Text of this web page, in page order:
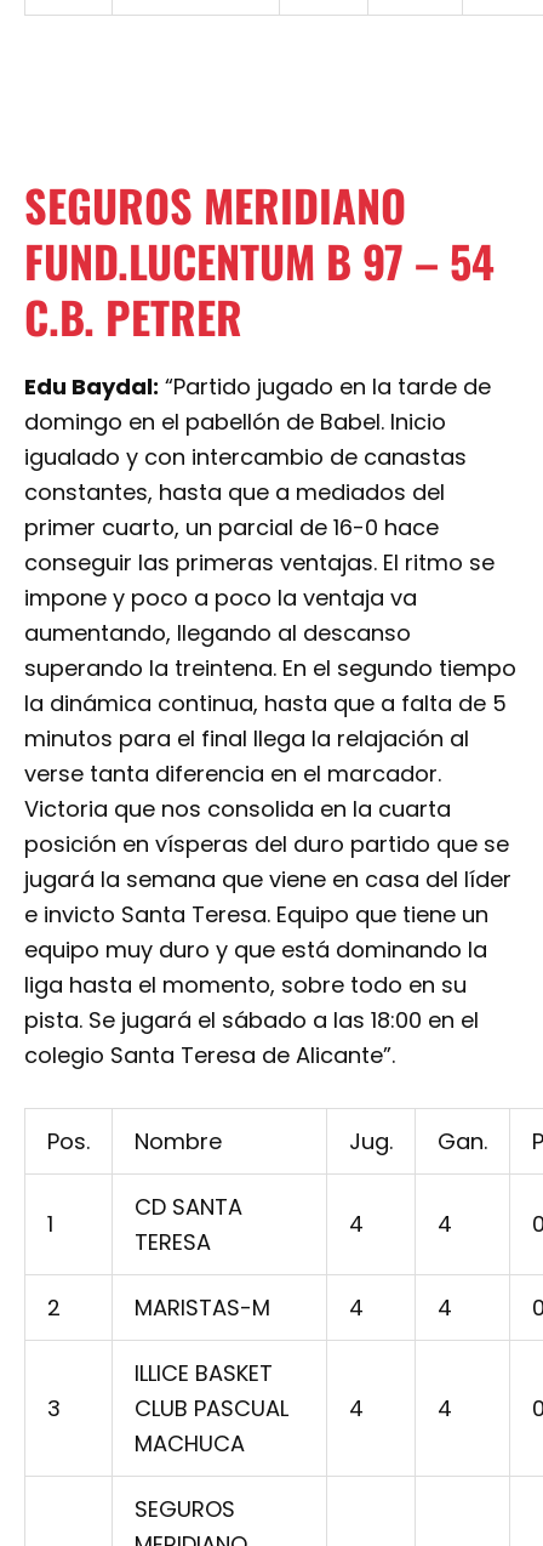
SEGUROS MERIDIANO
FUND.LUCENTUM B 97 – 54
C.B. PETRER
Edu Baydal: “Partido jugado en la tarde de
domingo en el pabellón de Babel. Inicio
igualado y con intercambio de canastas
constantes, hasta que a mediados del
primer cuarto, un parcial de 16-0 hace
conseguir las primeras ventajas. El ritmo se
impone y poco a poco la ventaja va
aumentando, llegando al descanso
superando la treintena. En el segundo tiempo
la dinámica continua, hasta que a falta de 5
minutos para el final llega la relajación al
verse tanta diferencia en el marcador.
Victoria que nos consolida en la cuarta
posición en vísperas del duro partido que se
jugará la semana que viene en casa del líder
e invicto Santa Teresa. Equipo que tiene un
equipo muy duro y que está dominando la
liga hasta el momento, sobre todo en su
pista. Se jugará el sábado a las 18:00 en el
colegio Santa Teresa de Alicante”.
Pos. Nombre Jug. Gan.
1
CD SANTA
TERESA
4 4
2 MARISTAS-M 4 4
3
ILLICE BASKET
CLUB PASCUAL
MACHUCA
4 4
SEGUROS